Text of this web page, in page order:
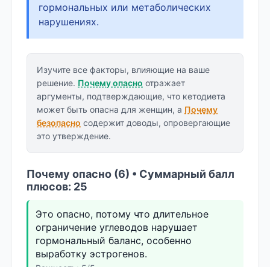
гормональных или метаболических
нарушениях.
Изучите все факторы, влияющие на ваше
решение. Почему опасно отражает
аргументы, подтверждающие, что кетодиета
может быть опасна для женщин, а Почему
безопасно содержит доводы, опровергающие
это утверждение.
Почему опасно (6) • Суммарный балл
плюсов: 25
Это опасно, потому что длительное
ограничение углеводов нарушает
гормональный баланс, особенно
выработку эстрогенов.